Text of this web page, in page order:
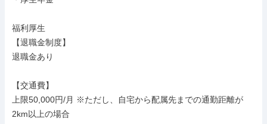
福利厚生
【退職金制度】
退職金あり
【交通費】
上限50,000円/月 ※ただし、自宅から配属先までの通勤距離が
2km以上の場合